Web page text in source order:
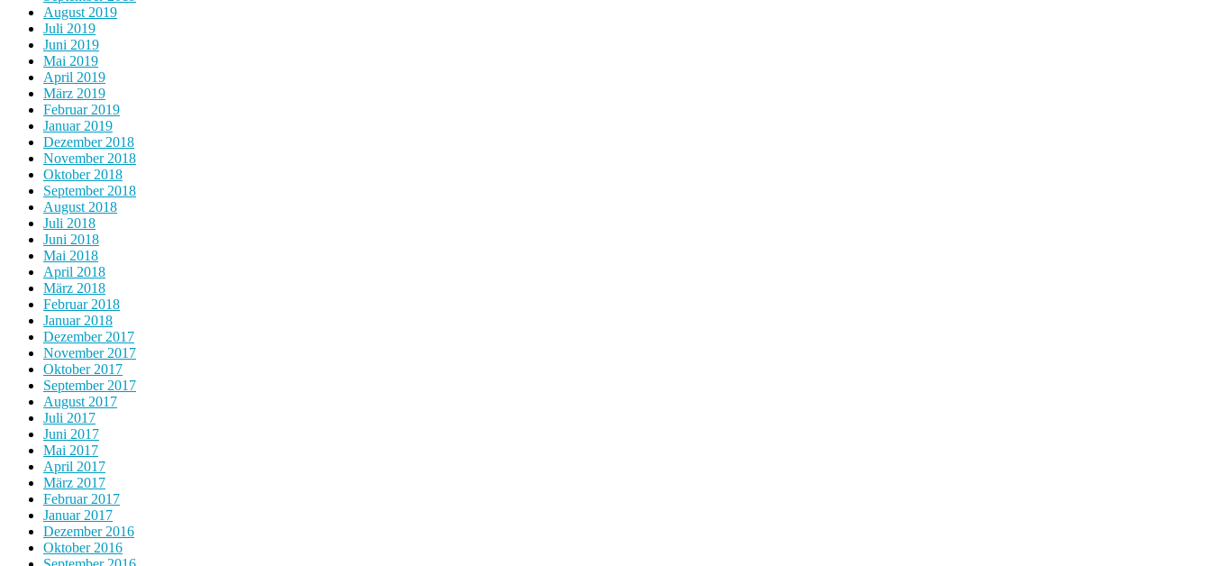
August 2019
Juli 2019
Juni 2019
Mai 2019
April 2019
März 2019
Februar 2019
Januar 2019
Dezember 2018
November 2018
Oktober 2018
September 2018
August 2018
Juli 2018
Juni 2018
Mai 2018
April 2018
März 2018
Februar 2018
Januar 2018
Dezember 2017
November 2017
Oktober 2017
September 2017
August 2017
Juli 2017
Juni 2017
Mai 2017
April 2017
März 2017
Februar 2017
Januar 2017
Dezember 2016
Oktober 2016